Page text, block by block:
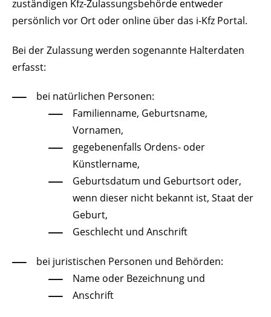
zuständigen Kfz-Zulassungsbehörde entweder
persönlich vor Ort oder online über das i-Kfz Portal.
Bei der Zulassung werden sogenannte Halterdaten
erfasst:
bei natürlichen Personen:
Familienname, Geburtsname,
Vornamen,
gegebenenfalls Ordens- oder
Künstlername,
Geburtsdatum und Geburtsort oder,
wenn dieser nicht bekannt ist, Staat der
Geburt,
Geschlecht und Anschrift
bei juristischen Personen und Behörden:
Name oder Bezeichnung und
Anschrift